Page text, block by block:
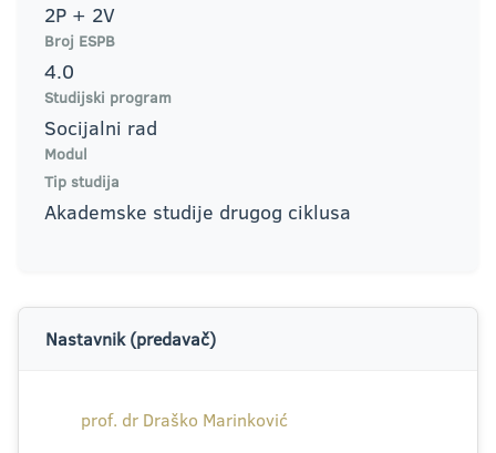
2P + 2V
Broj ESPB
4.0
Studijski program
Socijalni rad
Modul
Tip studija
Akademske studije drugog ciklusa
Nastavnik (predavač)
prof. dr Draško Marinković